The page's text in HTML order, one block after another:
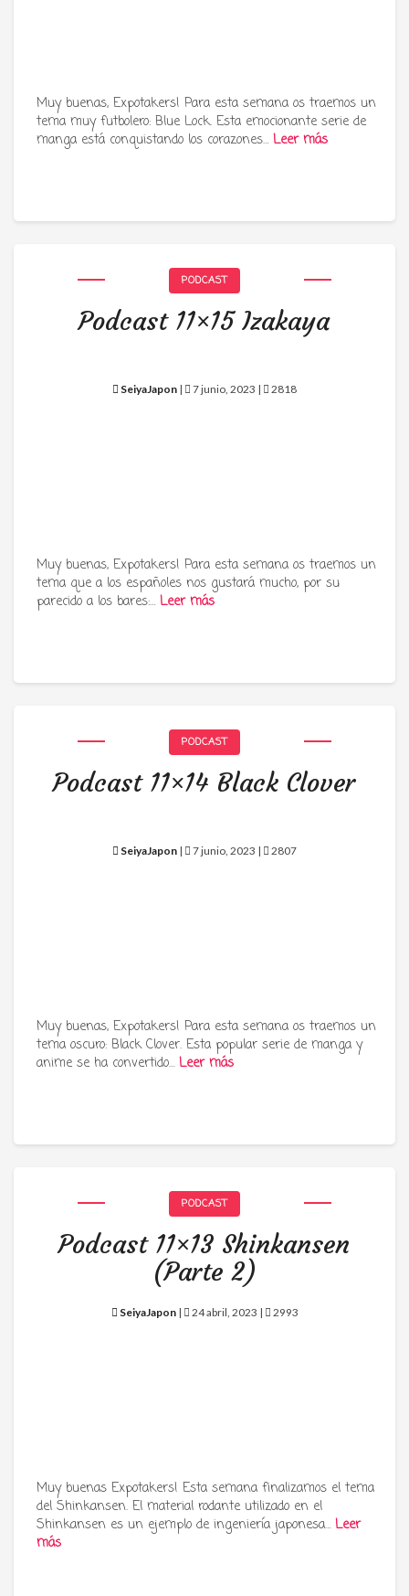
Muy buenas, Expotakers! Para esta semana os traemos un
tema muy futbolero: Blue Lock. Esta emocionante serie de
manga está conquistando los corazones… Leer más
PODCAST
Podcast 11×15 Izakaya
SeiyaJapon | 7 junio, 2023 | 2818
Muy buenas, Expotakers! Para esta semana os traemos un
tema que a los españoles nos gustará mucho, por su
parecido a los bares:… Leer más
PODCAST
Podcast 11×14 Black Clover
SeiyaJapon | 7 junio, 2023 | 2807
Muy buenas, Expotakers! Para esta semana os traemos un
tema oscuro: Black Clover. Esta popular serie de manga y
anime se ha convertido… Leer más
PODCAST
Podcast 11×13 Shinkansen
(Parte 2)
SeiyaJapon| 24 abril, 2023 | 2993
Muy buenas Expotakers! Esta semana finalizamos el tema
del Shinkansen. El material rodante utilizado en el
Shinkansen es un ejemplo de ingeniería japonesa… Leer
más